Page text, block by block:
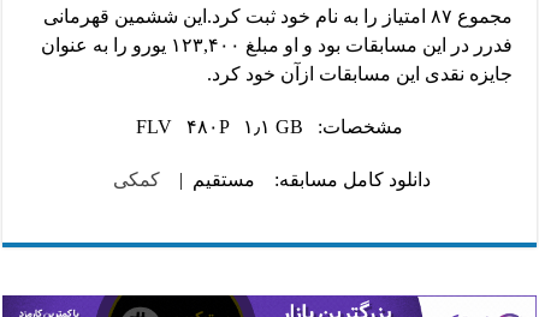
مجموع ۸۷ امتیاز را به نام خود ثبت کرد.این ششمین قهرمانی
فدرر در این مسابقات بود و او مبلغ ۱۲۳,۴۰۰ یورو را به عنوان
جایزه نقدی این مسابقات ازآن خود کرد.
مشخصات: FLV ۴۸۰P ۱٫۱ GB
دانلود کامل مسابقه: مستقیم | کمکی